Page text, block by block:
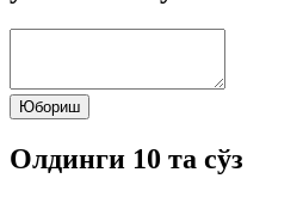
Юбориш
Олдинги 10 та сўз